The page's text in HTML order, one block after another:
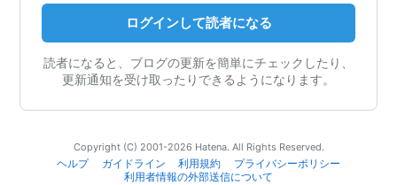
ログインして読者になる
読者になると、ブログの更新を簡単にチェックしたり、
更新通知を受け取ったりできるようになります。
Copyright (C) 2001-2026 Hatena. All Rights Reserved.
ヘルプ
ガイドライン 利用規約
プライバシーポリシー
利用者情報の外部送信について